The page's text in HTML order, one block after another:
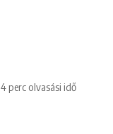
4 perc olvasási idő